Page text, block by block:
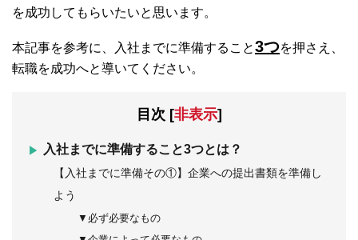
を成功してもらいたいと思います。
本記事を参考に、入社までに準備すること3つを押さえ、
転職を成功へと導いてください。
目次 [非表示]
入社までに準備すること3つとは？
【入社までに準備その①】企業への提出書類を準備し
よう
▼必ず必要なもの